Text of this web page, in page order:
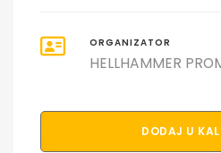
ORGANIZATOR
HELLHAMMER
DODAJ U